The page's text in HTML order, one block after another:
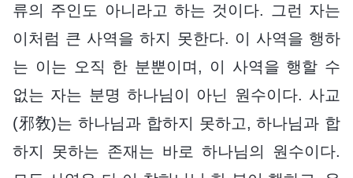
류의 주인도 아니라고 하는 것이다. 그런 자는
이처럼 큰 사역을 하지 못한다. 이 사역을 행하
는 이는 오직 한 분뿐이며, 이 사역을 행할 수
없는 자는 분명 하나님이 아닌 원수이다. 사교
(邪敎)는 하나님과 합하지 못하고, 하나님과 합
하지 못하는 존재는 바로 하나님의 원수이다.